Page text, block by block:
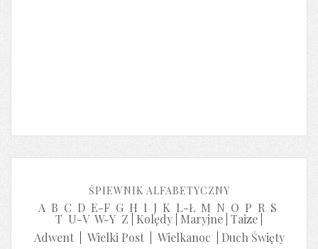
ŚPIEWNIK ALFABETYCZNY
A B C D E-F G H I J K L-Ł M N O P R S
T U-V W-Y Z Kolędy Maryjne Taize
Adwent| Wielki Post| Wielkanoc Duch Święty